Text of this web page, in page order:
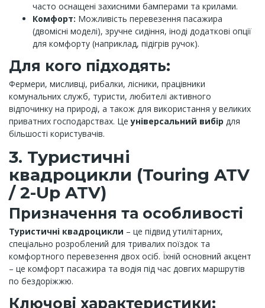
часто оснащені захисними бамперами та крилами.
Комфорт: Можливість перевезення пасажира
(двомісні моделі), зручне сидіння, іноді додаткові опції
для комфорту (наприклад, підігрів ручок).
Для кого підходять:
Фермери, мисливці, рибалки, лісники, працівники
комунальних служб, туристи, любителі активного
відпочинку на природі, а також для використання у великих
приватних господарствах. Цеуніверсальний вибір для
більшості користувачів.
3. Туристичні
квадроцикли (Touring ATV
/ 2-Up ATV)
Призначення та особливості
Туристичні квадроцикли – це підвид утилітарних,
спеціально розроблений для тривалих поїздок та
комфортного перевезення двох осіб. Їхній основний акцент
– це комфорт пасажира та водія під час довгих маршрутів
по бездоріжжю.
Ключові характеристики: